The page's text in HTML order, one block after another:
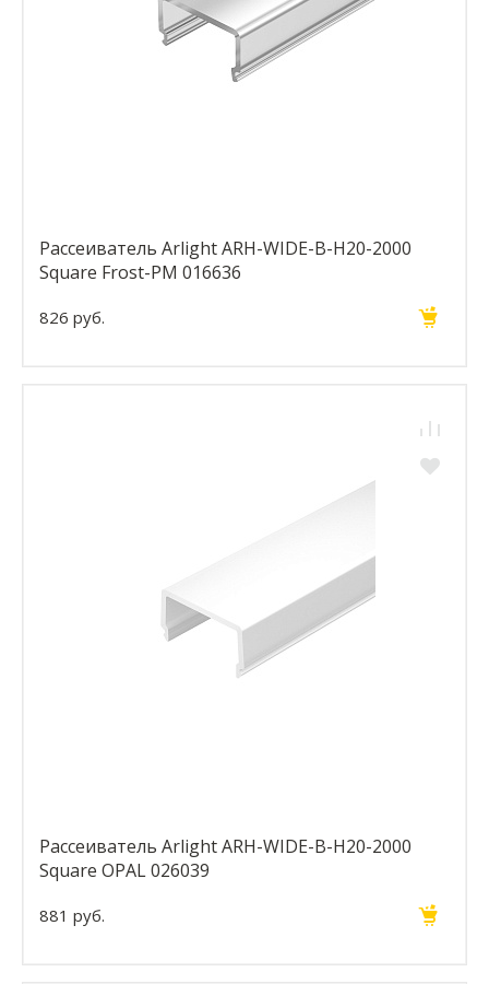
Рассеиватель Arlight ARH-WIDE-B-H20-2000
Square Frost-PM 016636
826 руб.
Рассеиватель Arlight ARH-WIDE-B-H20-2000
Square OPAL 026039
881 руб.